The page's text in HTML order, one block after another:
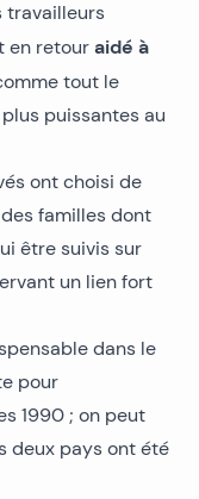
travailleurs
en retour aidé à
tout le
puissantes au
ont choisi de
familles dont
être suivis sur
un lien fort
dans le
pour
1990 ; on peut
deux pays ont été